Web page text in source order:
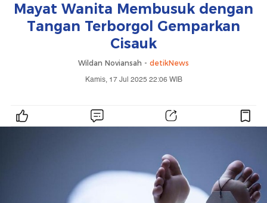
Mayat Wanita Membusuk dengan
Tangan Terborgol Gemparkan
Cisauk
Wildan Noviansah - detikNews
Kamis, 17 Jul 2025 22:06 WIB